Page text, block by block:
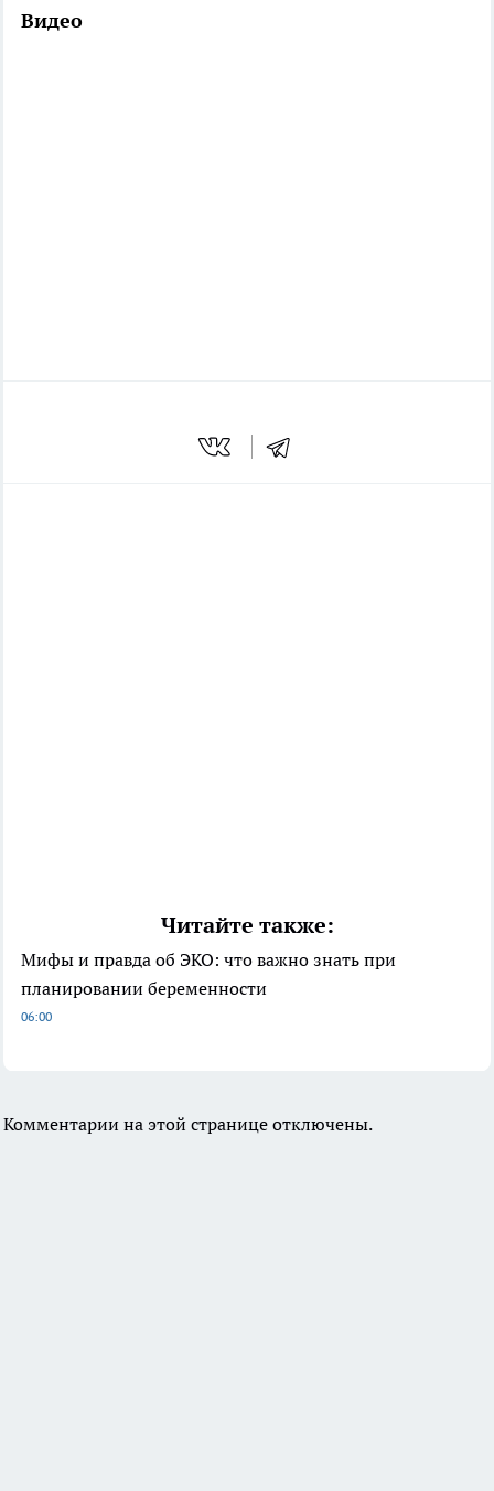
Видео
Читайте также:
Мифы и правда об ЭКО: что важно знать при
планировании беременности
06:00
Комментарии на этой странице отключены.